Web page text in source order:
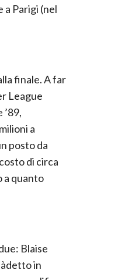
a Parigi (nel
finale. A far
League
a
posto da
di circa
a quanto
Blaise
in